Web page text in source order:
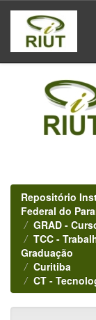
Skip
navigation
Repositório
Federal do
GRAD -
TCC -
Graduação
Curitiba
CT -